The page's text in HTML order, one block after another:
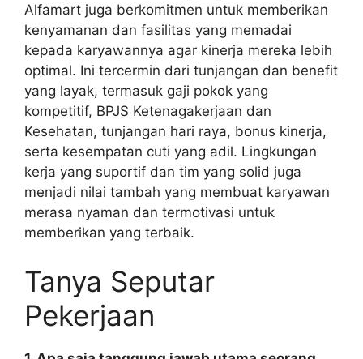
Alfamart juga berkomitmen untuk memberikan
kenyamanan dan fasilitas yang memadai
kepada karyawannya agar kinerja mereka lebih
optimal. Ini tercermin dari tunjangan dan benefit
yang layak, termasuk gaji pokok yang
kompetitif, BPJS Ketenagakerjaan dan
Kesehatan, tunjangan hari raya, bonus kinerja,
serta kesempatan cuti yang adil. Lingkungan
kerja yang suportif dan tim yang solid juga
menjadi nilai tambah yang membuat karyawan
merasa nyaman dan termotivasi untuk
memberikan yang terbaik.
Tanya Seputar
Pekerjaan